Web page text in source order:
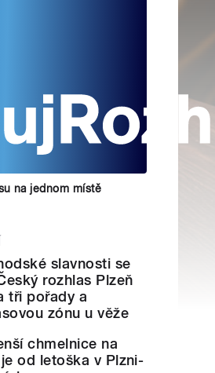
na jednom místě
slavnosti se
rozhlas Plzeň
tři pořady a
zónu u věže
chmelnice na
od letoška v Plzni-